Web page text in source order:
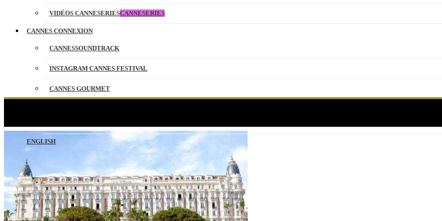
VIDÉOS CANNESERIESCANNESERIES
CANNES CONNEXION
CANNESSOUNDTRACK
INSTAGRAM CANNES FESTIVAL
CANNES GOURMET
ENGLISH